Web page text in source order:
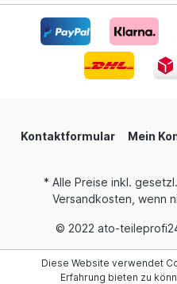
Kontaktformular Mein
* Alle Preise inkl.
Versandkosten, wenn
© 2022 ato-
Diese Website verwendet
Erfahrung bieten zu